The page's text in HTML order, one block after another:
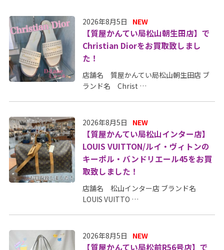
2026年8月5日 NEW
【質屋かんてい局松山朝生田店】で
Christian Diorをお買取致しまし
た！
店舗名 質屋かんてい局松山朝生田店 ブ
ランド名 Christ …
2026年8月5日 NEW
【質屋かんてい局松山インター店】
LOUIS VUITTON/ルイ・ヴィトンの
キーポル・バンドリエール45をお買
取致しました！
店舗名 松山インター店 ブランド名
LOUIS VUITTO …
2026年8月5日 NEW
【質屋かんてい局松前R56号店】で